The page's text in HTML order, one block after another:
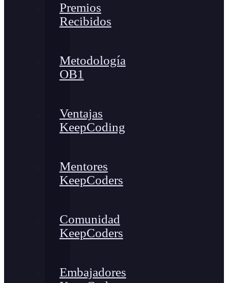
Premios
Recibidos
Metodología
OB1
Ventajas
KeepCoding
Mentores
KeepCoders
Comunidad
KeepCoders
Embajadores